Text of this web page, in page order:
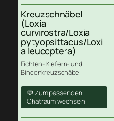
Kreuzschnäbel
(Loxia
curvirostra/Loxia
pytyopsittacus/Loxi
a leucoptera)
Fichten- Kiefern- und
Bindenkreuzschäbel
💬 Zum passenden
Chatraum wechseln